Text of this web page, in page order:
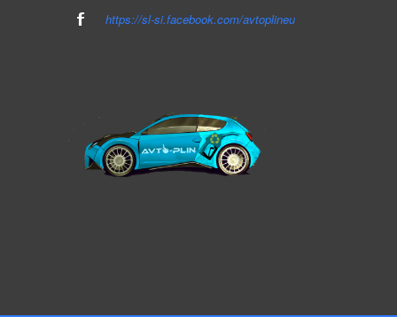
https://sl-si.facebook.com/avtoplineu